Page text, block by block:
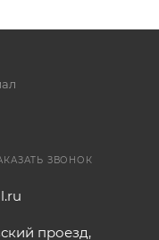
ЗВОНОК
проезд,